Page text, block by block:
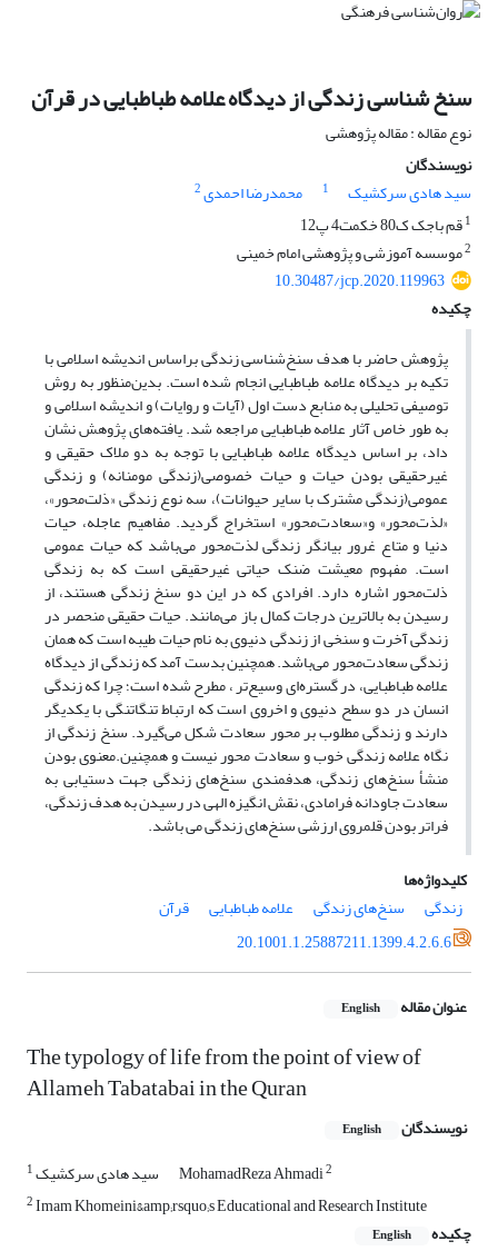
سنخ شناسی زندگی از دیدگاه علامه طباطبایی در قرآن
نوع مقاله : مقاله پژوهشی
نویسندگان
سید هادی سرکشیک
1 محمد‌رضا احمدی2
1قم باجک ک80 خکمت4 پ12
2موسسه آموزشی و پژوهشی امام خمینی
10.30487/jcp.2020.119963
چکیده
پژوهش حاضر با هدف سنخ‌شناسی زندگی براساس اندیشه اسلامی با
تکیه بر دیدگاه علامه طباطبایی انجام شده است. بدین‌منظور به روش
توصیفی تحلیلی به منابع دست اول (آیات و روایات) و اندیشه اسلامی و
به طور خاص آثار علامه طباطبایی مراجعه شد. یافته‌های پژوهش نشان
داد، بر اساس دیدگاه علامه طباطبایی با توجه به دو ملاک حقیقی و
غیرحقیقی بودن حیات و حیات خصوصی(زندگی مومنانه) و زندگی
عمومی(زندگی مشترک با سایر حیوانات)، سه نوع زندگی «ذلت‌محور»،
«لذت‌محور» و«سعادت‌محور» استخراج گردید. مفاهیم عاجله، حیات
دنیا و متاع غرور بیانگر زندگی لذت‌محور‌ می‌باشد که حیات عمومی
است. مفهوم معیشت ضنک حیاتی غیرحقیقی است که به زندگی
ذلت‌محور اشاره دارد. افرادی که در این دو سنخ زندگی هستند، از
رسیدن به بالاترین درجات کمال باز می‌مانند. حیات حقیقی منحصر در
زندگی آخرت و سنخی از زندگی دنیوی به نام حیات طیبه است که همان
زندگی سعادت‌محور می‌باشد. همچنین بدست آمد که زندگی از دیدگاه
علامه طباطبایی، در گستره‌ای وسیع‌تر ، مطرح شده است؛ چرا که زندگی
انسان در دو سطح دنیوی و اخروی است که ارتباط تنگاتنگی با یکدیگر
دارند و زندگی مطلوب بر محور سعادت شکل می‌گیرد. سنخ زندگی از
نگاه علامه زندگی خوب و سعادت محور نیست و همچنین.معنوی بودن
منشأ سنخ‌های زندگی، هدفمندی سنخ‌های زندگی جهت دستیابی به
سعادت جاودانه فرامادی، نقش انگیزه الهی در رسیدن به هدف زندگی،
فراتر بودن قلمروی ارزشی سنخ‌های زندگی می باشد.
کلیدواژه‌ها
زندگی
سنخ‌های زندگی علامه طباطبایی
قرآن
20.1001.1.25887211.1399.4.2.6.6
عنوان مقاله English
The typology of life from the point of view of
Allameh Tabatabai in the Quran
نویسندگان English
سید هادی سرکشیک1 MohamadReza Ahmadi2
2Imam Khomeini&amp;rsquo;s Educational and Research Institute
چکیده
English